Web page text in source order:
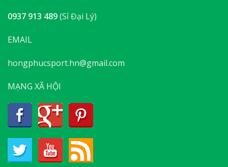
0937 913 489(Sỉ Đại Lý)
EMAIL
hongphucsport.hn@gmail.com
MẠNG XÃ HỘI